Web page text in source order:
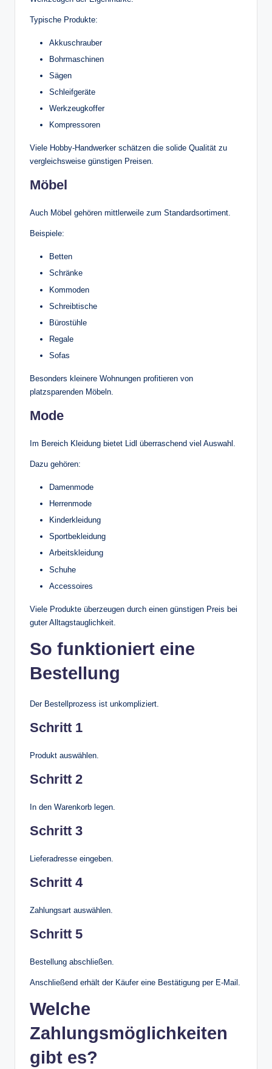
Typische Produkte:
Akkuschrauber
Bohrmaschinen
Sägen
Schleifgeräte
Werkzeugkoffer
Kompressoren
Viele Hobby-Handwerker schätzen die solide Qualität zu
vergleichsweise günstigen Preisen.
Möbel
Auch Möbel gehören mittlerweile zum Standardsortiment.
Beispiele:
Betten
Schränke
Kommoden
Schreibtische
Bürostühle
Regale
Sofas
Besonders kleinere Wohnungen profitieren von
platzsparenden Möbeln.
Mode
Im Bereich Kleidung bietet Lidl überraschend viel Auswahl.
Dazu gehören:
Damenmode
Herrenmode
Kinderkleidung
Sportbekleidung
Arbeitskleidung
Schuhe
Accessoires
Viele Produkte überzeugen durch einen günstigen Preis bei
guter Alltagstauglichkeit.
So funktioniert eine
Bestellung
Der Bestellprozess ist unkompliziert.
Schritt 1
Produkt auswählen.
Schritt 2
In den Warenkorb legen.
Schritt 3
Lieferadresse eingeben.
Schritt 4
Zahlungsart auswählen.
Schritt 5
Bestellung abschließen.
Anschließend erhält der Käufer eine Bestätigung per E-Mail.
Welche
Zahlungsmöglichkeiten
gibt es?